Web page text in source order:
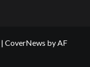
| CoverNews by AF